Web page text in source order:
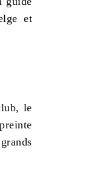
et
le